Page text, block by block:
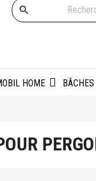
search
HOME